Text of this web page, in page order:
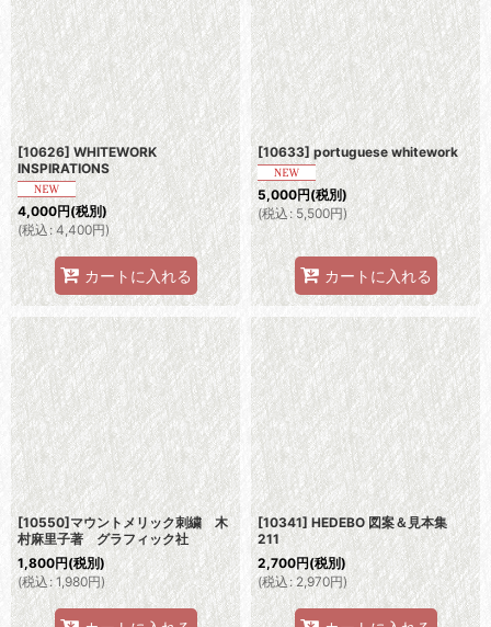
[10626] WHITEWORK
INSPIRATIONS
4,000円(税別)
(税込: 4,400円)
カートに入れる
[10633] portuguese whitework
5,000円(税別)
(税込: 5,500円)
カートに入れる
[10550]マウントメリック刺繍 木
村麻里子著 グラフィック社
1,800円(税別)
(税込: 1,980円)
[10341] HEDEBO 図案＆見本集
211
2,700円(税別)
(税込: 2,970円)